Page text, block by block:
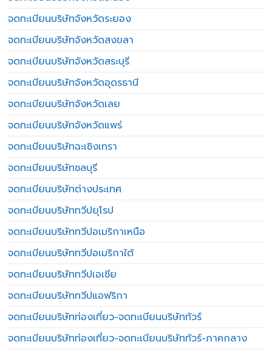
จดทะเบียนบริษัทจังหวัดระยอง
จดทะเบียนบริษัทจังหวัดสงขลา
จดทะเบียนบริษัทจังหวัดสระบุรี
จดทะเบียนบริษัทจังหวัดอุดรธานี
จดทะเบียนบริษัทจังหวัดเลย
จดทะเบียนบริษัทจังหวัดแพร่
จดทะเบียนบริษัทฉะเชิงเทรา
จดทะเบียนบริษัทชลบุรี
จดทะเบียนบริษัทต่างประเทศ
จดทะเบียนบริษัททวีปยุโรป
จดทะเบียนบริษัททวีปอเมริกาเหนือ
จดทะเบียนบริษัททวีปอเมริกาใต้
จดทะเบียนบริษัททวีปเอเชีย
จดทะเบียนบริษัททวีปแอฟริกา
จดทะเบียนบริษัทท่องเที่ยว-จดทะเบียนบริษัททัวร์
จดทะเบียนบริษัทท่องเที่ยว-จดทะเบียนบริษัททัวร์-ภาคกลาง